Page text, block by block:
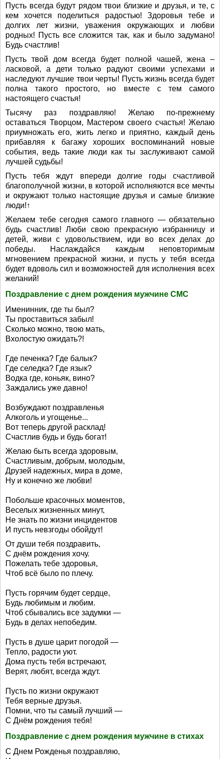
Пусть всегда будут рядом твои близкие и друзья, и те, с
кем хочется поделиться радостью! Здоровья тебе и
долгих лет жизни, уважения окружающих и любви
родных! Пусть все сложится так, как и было задумано!
Будь счастлив!
Пусть твой дом всегда будет полной чашей, жена –
ласковой, а дети только радуют своими успехами и
наследуют лучшие твои черты! Пусть жизнь всегда будет
полна такого простого, но вместе с тем самого
настоящего счастья!
Тысячу раз поздравляю! Желаю по-прежнему
оставаться Творцом, Мастером своего счастья! Желаю
приумножать его, жить легко и приятно, каждый день
прибавляя к багажу хороших воспоминаний новые
события, ведь такие люди как ты заслуживают самой
лучшей судьбы!
Пусть тебя ждут впереди долгие годы счастливой
благополучной жизни, в которой исполняются все мечты
и окружают только настоящие друзья и самые близкие
люди!↑
Желаем тебе сегодня самого главного — обязательно
будь счастлив! Люби свою прекрасную избранницу и
детей, живи с удовольствием, иди во всех делах до
победы. Наслаждайся каждым неповторимым
мгновением прекрасной жизни, и пусть у тебя всегда
будет вдоволь сил и возможностей для исполнения всех
желаний!
Поздравление с днем рождения мужчине СМС
Именинник, где ты был?
Ты проставиться забыл!
Сколько можно, твою мать,
Вхолостую ожидать?!
Где печенка? Где балык?
Где селедка? Где язык?
Водка где, коньяк, вино?
Заждались уже давно!
Возбуждают поздравленья
Алкоголь и угощенье...
Вот теперь другой расклад!
Счастлив будь и будь богат!
Желаю быть всегда здоровым,
Счастливым, добрым, молодым,
Друзей надежных, мира в доме,
Ну и конечно же любви!
Побольше красочных моментов,
Веселых жизненных минут,
Не знать по жизни инцидентов
И пусть невзгоды обойдут!
От души тебя поздравить,
С днём рождения хочу.
Пожелать тебе здоровья,
Чтоб всё было по плечу.
Пусть горячим будет сердце,
Будь любимым и любим.
Чтоб сбывались все задумки —
Будь в делах непобедим.
Пусть в душе царит погодой —
Тепло, радости уют.
Дома пусть тебя встречают,
Верят, любят, всегда ждут.
Пусть по жизни окружают
Тебя верные друзья.
Помни, что ты самый лучший —
С Днём рождения тебя!
Поздравление с днем рождения мужчине в стихах
С Днем Рожденья поздравляю,